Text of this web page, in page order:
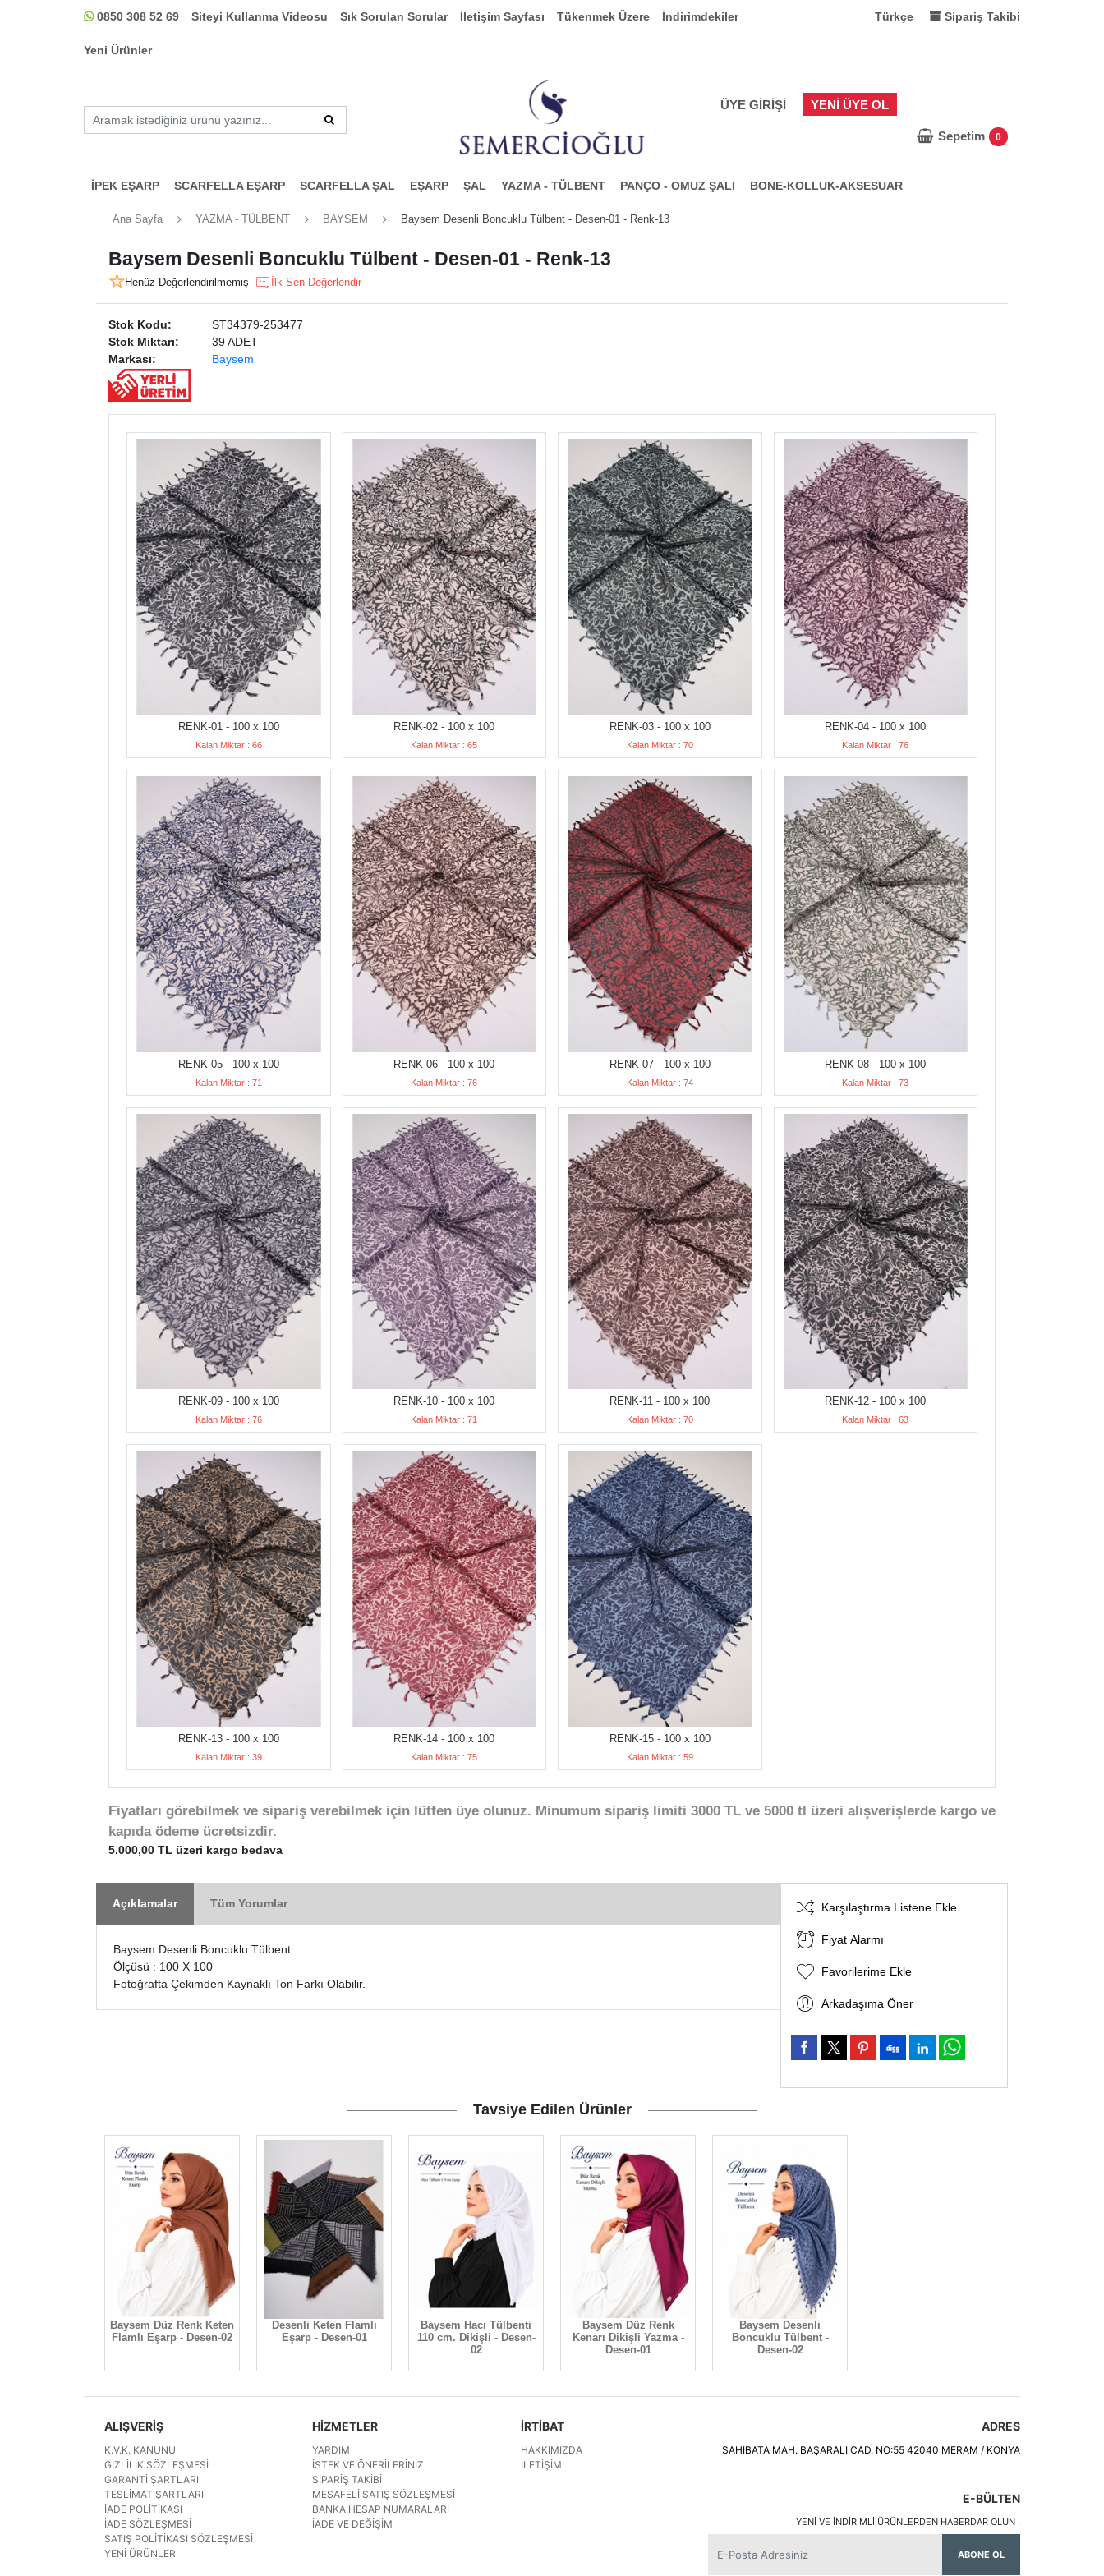
0850 308 52 69 Siteyi Kullanma Videosu Sık Sorulan Sorular İletişim Sayfası Tükenmek Üzere İndirimdekiler
Yeni Ürünler
Sipariş Takibi
Türkçe
ÜYE GIRIŞI YENI ÜYE OL
Sepetim 0
İPEK EŞARP SCARFELLA EŞARP SCARFELLA ŞAL EŞARP ŞAL YAZMA - TÜLBENT PANÇO - OMUZ ŞALI BONE-KOLLUK-AKSESUAR
Ana Sayfa YAZMA - TÜLBENT BAYSEM Baysem Desenli Boncuklu Tülbent - Desen-01 - Renk-13
Baysem Desenli Boncuklu Tülbent - Desen-01 - Renk-13
Henüz Değerlendirilmemiş İlk Sen Değerlendir
Stok Kodu:
ST34379-253477
Stok Miktarı:
39 ADET
Markası:
Baysem
RENK-01 - 100 x 100
Kalan Miktar : 66
RENK-02 - 100 x 100
Kalan Miktar : 65
RENK-03 - 100 x 100
Kalan Miktar : 70
RENK-04 - 100 x 100
Kalan Miktar : 76
RENK-05 - 100 x 100
Kalan Miktar : 71
RENK-06 - 100 x 100
Kalan Miktar : 76
RENK-07 - 100 x 100
Kalan Miktar : 74
RENK-08 - 100 x 100
Kalan Miktar : 73
RENK-09 - 100 x 100
Kalan Miktar : 76
RENK-10 - 100 x 100
Kalan Miktar : 71
RENK-11 - 100 x 100
Kalan Miktar : 70
RENK-12 - 100 x 100
Kalan Miktar : 63
RENK-13 - 100 x 100
Kalan Miktar : 39
RENK-14 - 100 x 100
Kalan Miktar : 75
RENK-15 - 100 x 100
Kalan Miktar : 59
Fiyatları görebilmek ve sipariş verebilmek için lütfen üye olunuz. Minumum sipariş limiti 3000 TL ve 5000 tl üzeri alışverişlerde kargo ve
kapıda ödeme ücretsizdir.
5.000,00 TL üzeri kargo bedava
Açıklamalar Tüm Yorumlar
Baysem Desenli Boncuklu Tülbent
Ölçüsü : 100 X 100
Fotoğrafta Çekimden Kaynaklı Ton Farkı Olabilir.
Karşılaştırma Listene Ekle
Fiyat Alarmı
Favorilerime Ekle
Arkadaşıma Öner
Tavsiye Edilen Ürünler
Baysem Düz Renk Keten
Flamlı Eşarp - Desen-02
Desenli Keten Flamlı
Eşarp - Desen-01
Baysem Hacı Tülbenti
110 cm. Dikişli - Desen-
02
Baysem Düz Renk
Kenarı Dikişli Yazma -
Desen-01
Baysem Desenli
Boncuklu Tülbent -
Desen-02
ALIŞVERİŞ
K.V.K. KANUNU
GIZLILIK SÖZLEŞMESI
GARANTI ŞARTLARI
TESLIMAT ŞARTLARI
İADE POLITIKASI
İADE SÖZLEŞMESI
SATIŞ POLITIKASI SÖZLEŞMESI
YENI ÜRÜNLER
HİZMETLER
YARDIM
İSTEK VE ÖNERILERINIZ
SIPARIŞ TAKIBI
MESAFELI SATIŞ SÖZLEŞMESI
BANKA HESAP NUMARALARI
İADE VE DEĞIŞIM
İRTİBAT
HAKKIMIZDA
İLETIŞIM
ADRES
SAHİBATA MAH. BAŞARALI CAD. NO:55 42040 MERAM / KONYA
E-BÜLTEN
YENI VE INDIRIMLI ÜRÜNLERDEN HABERDAR OLUN !
ABONE OL